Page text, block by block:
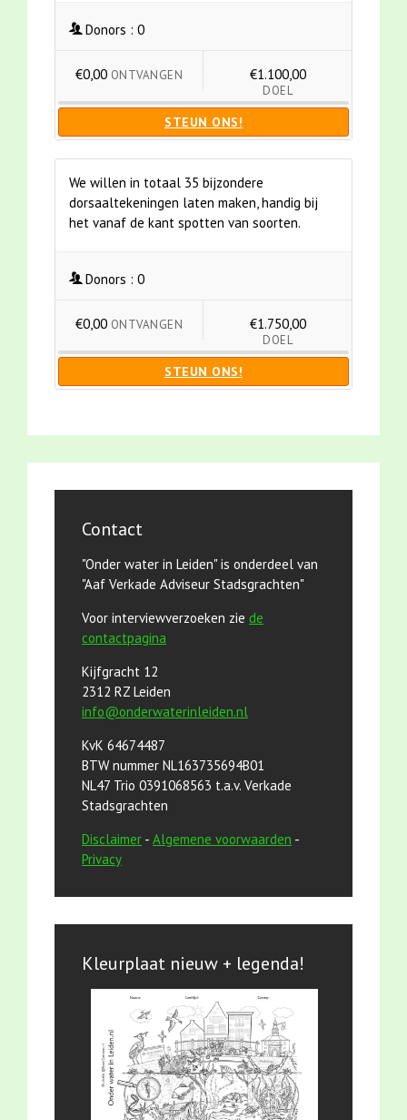
Donors : 0
€0,00 ONTVANGEN €1.100,00
DOEL
STEUN ONS!
We willen in totaal 35 bijzondere
dorsaaltekeningen laten maken, handig bij
het vanaf de kant spotten van soorten.
Donors : 0
€0,00 ONTVANGEN €1.750,00
DOEL
STEUN ONS!
Contact
"Onder water in Leiden" is onderdeel van
"Aaf Verkade Adviseur Stadsgrachten"
Voor interviewverzoeken zie de
contactpagina
Kijfgracht 12
2312 RZ Leiden
info@onderwaterinleiden.nl
KvK 64674487
BTW nummer NL163735694B01
NL47 Trio 0391068563 t.a.v. Verkade
Stadsgrachten
Disclaimer - Algemene voorwaarden -
Privacy
Kleurplaat nieuw + legenda!